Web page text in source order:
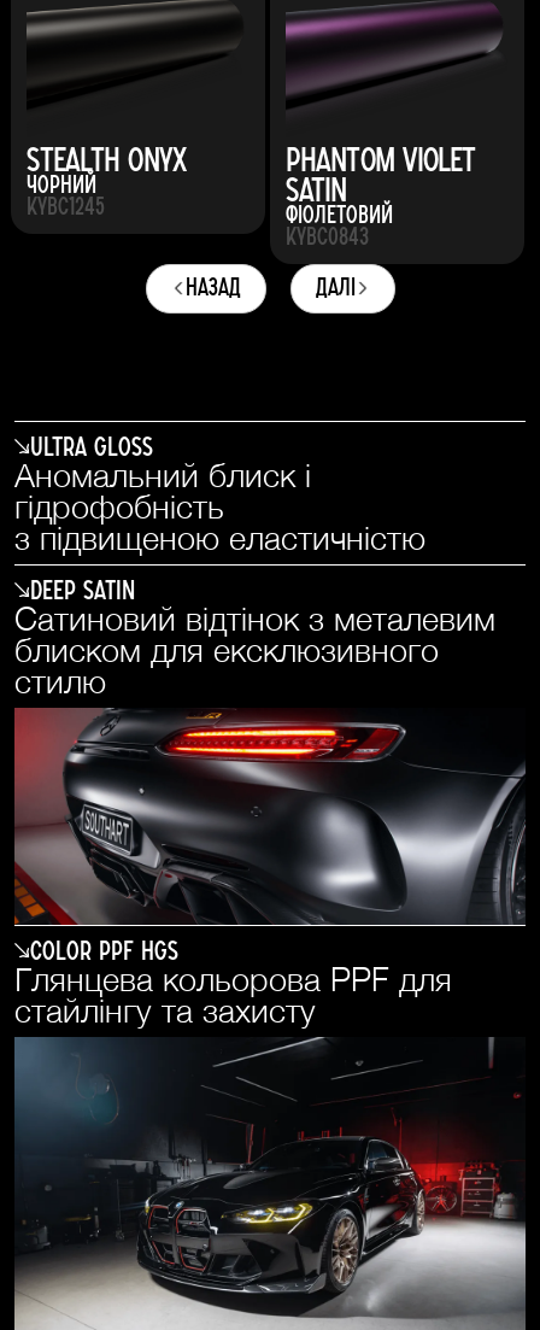
Stealth Onyx
Чорний
KYBC1245
Phantom Violet
Satin
Фіолетовий
KYBC0843
назад
далі
Ultra Gloss
Аномальний блиск і
гідрофобність
з підвищеною еластичністю
Deep Satin
Сатиновий відтінок з металевим
блиском для ексклюзивного
стилю
COLOR PPF HGS
Глянцева кольорова PPF для
стайлінгу та захисту